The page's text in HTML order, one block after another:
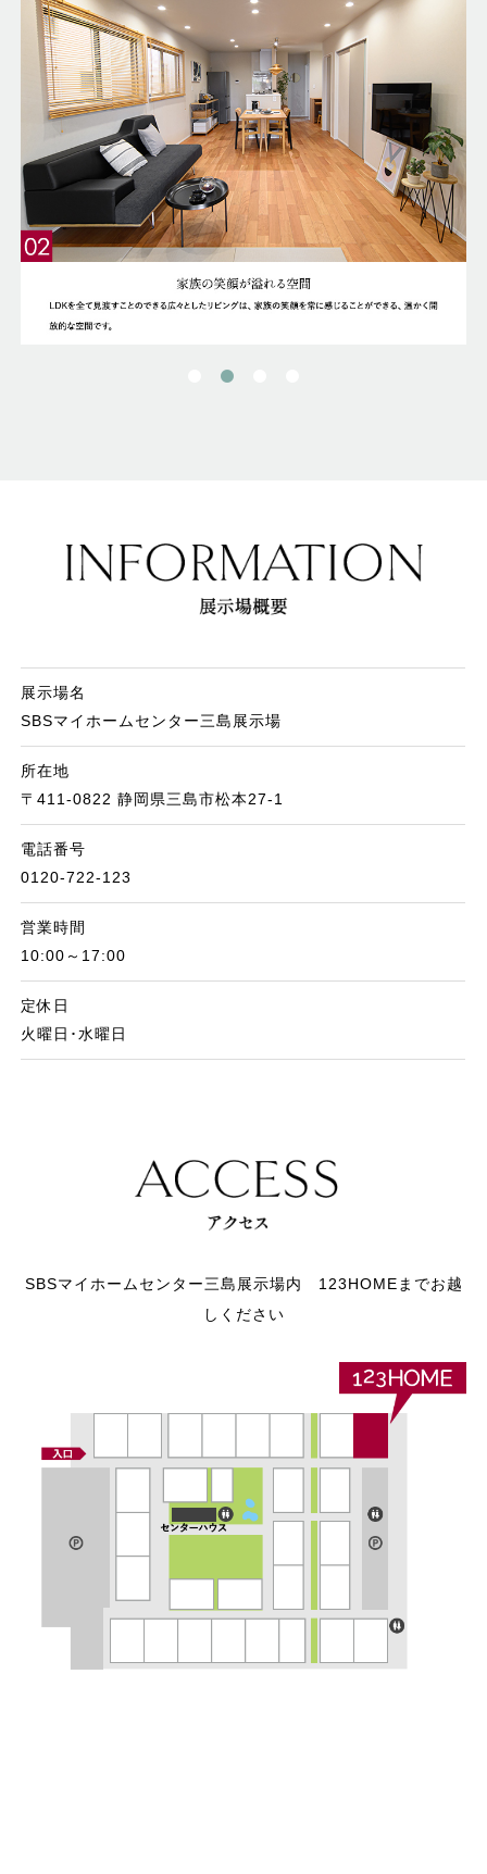
展示場名
SBSマイホームセンター三島展示場
所在地
〒411-0822 静岡県三島市松本27-1
電話番号
0120-722-123
営業時間
10:00～17:00
定休日
火曜日･水曜日
SBSマイホームセンター三島展示場内 123HOMEまでお越
しください